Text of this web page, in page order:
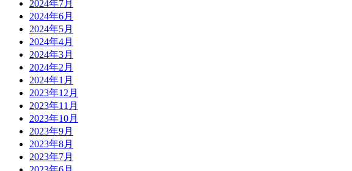
2024年7月
2024年6月
2024年5月
2024年4月
2024年3月
2024年2月
2024年1月
2023年12月
2023年11月
2023年10月
2023年9月
2023年8月
2023年7月